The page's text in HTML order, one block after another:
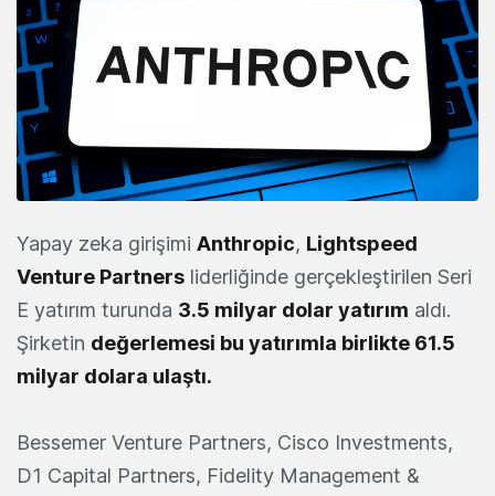
Yapay zeka girişimi Anthropic, Lightspeed
Venture Partners liderliğinde gerçekleştirilen Seri
E yatırım turunda 3.5 milyar dolar yatırım aldı.
Şirketin değerlemesi bu yatırımla birlikte 61.5
milyar dolara ulaştı.
Bessemer Venture Partners, Cisco Investments,
D1 Capital Partners, Fidelity Management &